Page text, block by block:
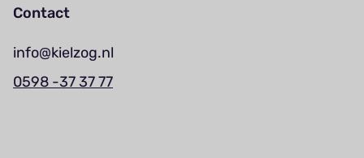
Contact
info@kielzog.nl
0598 -37 37 77